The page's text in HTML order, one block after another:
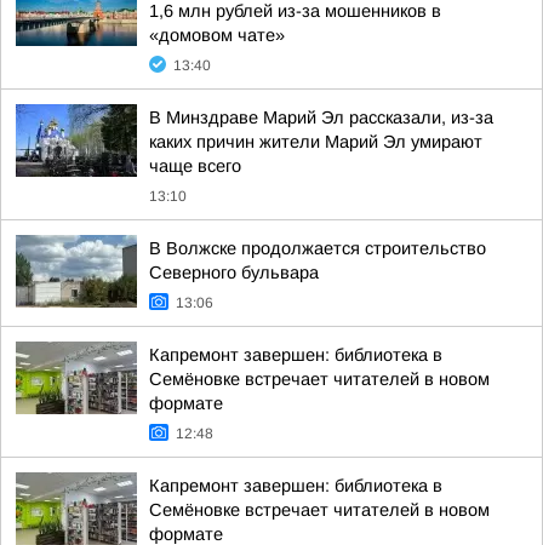
1,6 млн рублей из-за мошенников в
«домовом чате»
13:40
В Минздраве Марий Эл рассказали, из-за
каких причин жители Марий Эл умирают
чаще всего
13:10
В Волжске продолжается строительство
Северного бульвара
13:06
Капремонт завершен: библиотека в
Семёновке встречает читателей в новом
формате
12:48
Капремонт завершен: библиотека в
Семёновке встречает читателей в новом
формате